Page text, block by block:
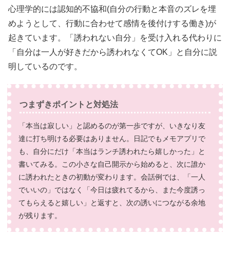
心理学的には認知的不協和(自分の行動と本音のズレを埋
めようとして、行動に合わせて感情を後付けする働き)が
起きています。「誘われない自分」を受け入れる代わりに
「自分は一人が好きだから誘われなくてOK」と自分に説
明しているのです。
つまずきポイントと対処法
「本当は寂しい」と認めるのが第一歩ですが、いきなり友
達に打ち明ける必要はありません。日記でもメモアプリで
も、自分にだけ「本当はランチ誘われたら嬉しかった」と
書いてみる。この小さな自己開示から始めると、次に誰か
に誘われたときの初動が変わります。会話例では、「一人
でいいの」ではなく「今日は疲れてるから、また今度誘っ
てもらえると嬉しい」と返すと、次の誘いにつながる余地
が残ります。